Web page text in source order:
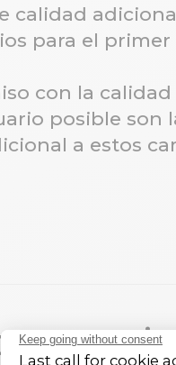
calidad
para el primer
con la
posible son
a estos